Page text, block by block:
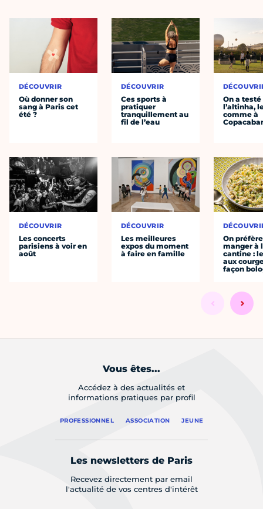
DÉCOUVRIR
Où donner son
sang à Paris cet
été ?
DÉCOUVRIR
Les concerts
parisiens à voir en
août
DÉCOUVRIR
Ces sports à
pratiquer
tranquillement au
fil de l’eau
DÉCOUVRIR
Les meilleures
expos du moment
à faire en famille
On a testé
l’altinha,
comme à
On préfère
manger à
cantine :
aux
façon
Vous êtes...
Accédez à des actualités et
informations pratiques par profil
PROFESSIONNEL ASSOCIATION JEUNE
Les newsletters de Paris
Recevez directement par email
l'actualité de vos centres d'intérêt